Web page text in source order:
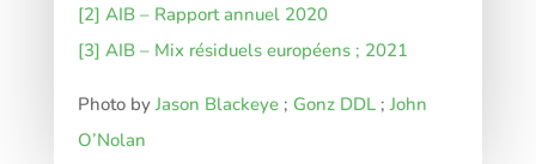
[2] AIB – Rapport annuel 2020
[3] AIB – Mix résiduels européens ; 2021
Photo by Jason Blackeye; Gonz DDL; John
O’Nolan